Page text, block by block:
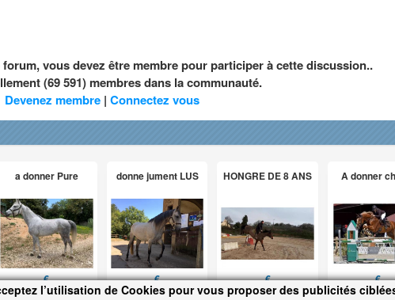
vous devez être membre pour participer à cette discussion..
(69 591) membres dans la communauté.
Devenez membre| Connectez vous
a donner Pure
€
donne jument LUS
€
HONGRE DE 8 ANS
€
A donner
€
l’utilisation de Cookies pour vous proposer des publicités